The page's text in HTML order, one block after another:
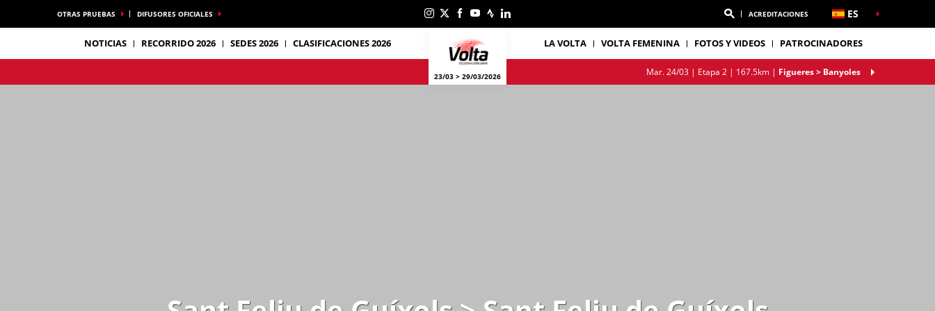
OTRAS PRUEBAS DIFUSORES OFICIALES ACREDITACIONES ES
NOTICIAS RECORRIDO 2026 SEDES 2026 CLASIFICACIONES 2026
23/03 > 29/03/2026
LA VOLTA VOLTA FEMENINA FOTOS Y VIDEOS PATROCINADORES
Mar. 24/03 | Etapa 2 | 167.5km | Figueres > Banyoles